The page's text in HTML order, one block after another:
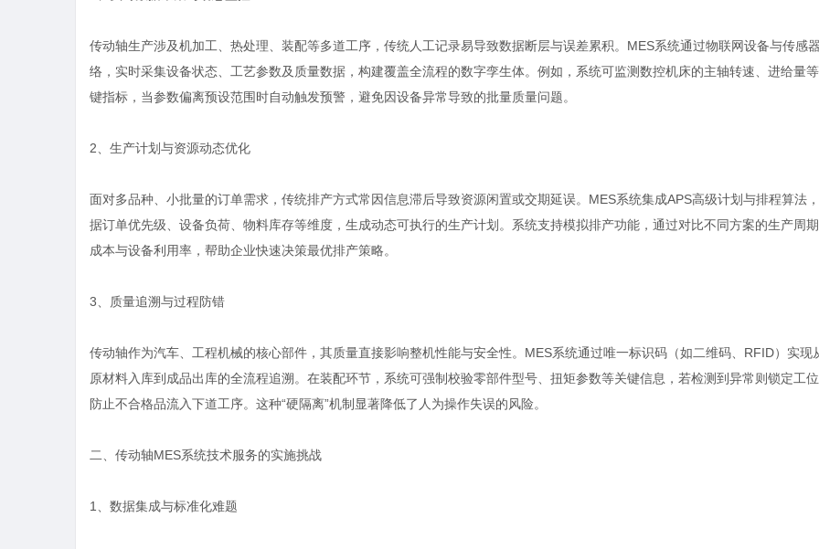
传动轴生产涉及机加工、热处理、装配等多道工序，传统人工记录易导致数据断层与误差累积。MES系统通过物联网设备与传感
络，实时采集设备状态、工艺参数及质量数据，构建覆盖全流程的数字孪生体。例如，系统可监测数控机床的主轴转速、进给量
键指标，当参数偏离预设范围时自动触发预警，避免因设备异常导致的批量质量问题。
2、生产计划与资源动态优化
面对多品种、小批量的订单需求，传统排产方式常因信息滞后导致资源闲置或交期延误。MES系统集成APS高级计划与排程算法
据订单优先级、设备负荷、物料库存等维度，生成动态可执行的生产计划。系统支持模拟排产功能，通过对比不同方案的生产周期
成本与设备利用率，帮助企业快速决策最优排产策略。
3、质量追溯与过程防错
传动轴作为汽车、工程机械的核心部件，其质量直接影响整机性能与安全性。MES系统通过唯一标识码（如二维码、RFID）实现
原材料入库到成品出库的全流程追溯。在装配环节，系统可强制校验零部件型号、扭矩参数等关键信息，若检测到异常则锁定工位
防止不合格品流入下道工序。这种“硬隔离”机制显著降低了人为操作失误的风险。
二、传动轴MES系统技术服务的实施挑战
1、数据集成与标准化难题